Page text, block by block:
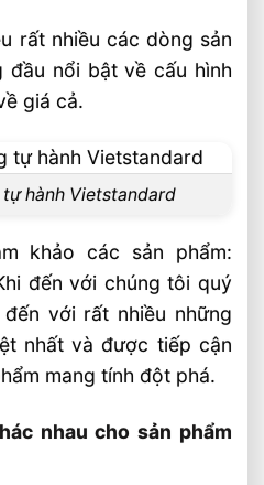
rất nhiều các dòng sản
đầu nổi bật về cấu hình
giá cả.
hành Vietstandard
khảo các sản phẩm:
đến với chúng tôi quý
với rất nhiều những
nhất và được tiếp cận
mang tính đột phá.
nhau cho sản phẩm